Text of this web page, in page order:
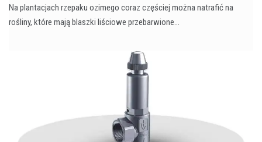
Na plantacjach rzepaku ozimego coraz częściej można natrafić na
rośliny, które mają blaszki liściowe przebarwione…